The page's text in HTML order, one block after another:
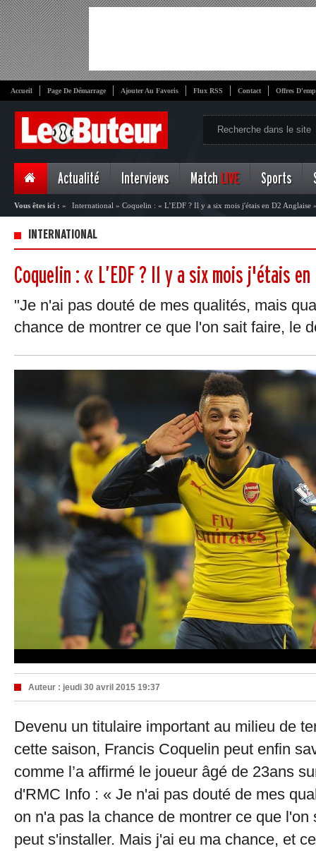
Accueil Page De Démarrage Ajouter Au Favoris Flux RSS Contact Offres
Actualité Interviews Match LIVE Sports
Vous êtes ici : » International » Coquelin : « L’EDF ? Il y a six mois j'étais en D2 Anglaise
INTERNATIONAL
Coquelin : « L’EDF ? Il y a six mois j'étais
"Je n'ai pas douté de mes qualités, mais
chance de montrer ce que l'on sait faire, le
Auteur : jeudi 30 avril 2015 19:37
Devenu un titulaire important au milieu de
cette saison, Francis Coquelin peut enfin
comme l’a affirmé le joueur âgé de 23ans
d'RMC Info : « Je n'ai pas douté de mes
on n'a pas la chance de montrer ce que l'on
peut s'installer. Mais j'ai eu ma chance, et